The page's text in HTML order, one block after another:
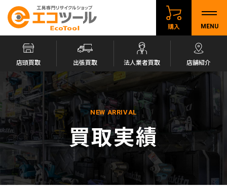
購入 MENU
店頭買取 出張買取 法人業者買取 店舗紹介
NEW ARRIVAL
買取実績